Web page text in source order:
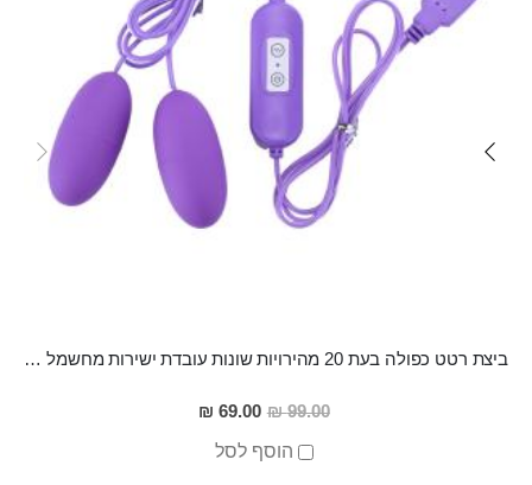
ביצת רטט כפולה בעת 20 מהירויות שונות עובדת ישירות מחשמל ללא צורך בבטריות "Ku"
99.00 ₪
מחיר
מבצע
69.00 ₪
הוסף לסל